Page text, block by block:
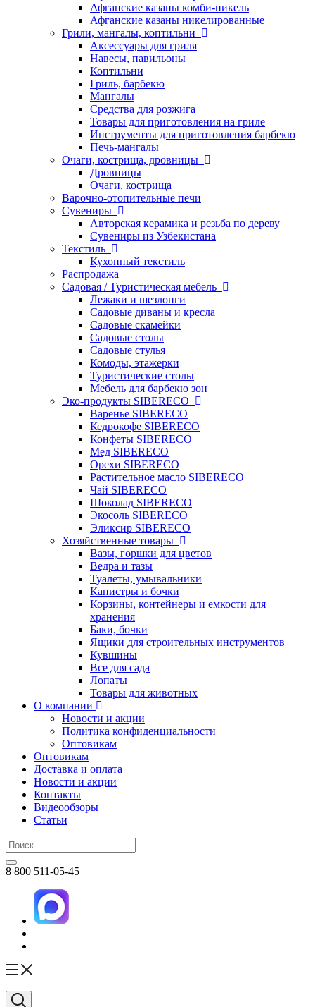
Афганские казаны комби-никель
Афганские казаны никелированные
Грили, мангалы, коптильни
Аксессуары для гриля
Навесы, павильоны
Коптильни
Гриль, барбекю
Мангалы
Средства для розжига
Товары для приготовления на гриле
Инструменты для приготовления барбекю
Печь-мангалы
Очаги, кострища, дровницы
Дровницы
Очаги, кострища
Варочно-отопительные печи
Сувениры
Авторская керамика и резьба по дереву
Сувениры из Узбекистана
Текстиль
Кухонный текстиль
Распродажа
Садовая / Туристическая мебель
Лежаки и шезлонги
Садовые диваны и кресла
Садовые скамейки
Садовые столы
Садовые стулья
Комоды, этажерки
Туристические столы
Мебель для барбекю зон
Эко-продукты SIBERECO
Варенье SIBERECO
Кедрокофе SIBERECO
Конфеты SIBERECO
Мед SIBERECO
Орехи SIBERECO
Растительное масло SIBERECO
Чай SIBERECO
Шоколад SIBERECO
Экосоль SIBERECO
Эликсир SIBERECO
Хозяйственные товары
Вазы, горшки для цветов
Ведра и тазы
Туалеты, умывальники
Канистры и бочки
Корзины, контейнеры и емкости для
хранения
Баки, бочки
Ящики для строительных инструментов
Кувшины
Все для сада
Лопаты
Товары для животных
О компании
Новости и акции
Политика конфиденциальности
Оптовикам
Оптовикам
Доставка и оплата
Новости и акции
Контакты
Видеообзоры
Статьи
8 800 511-05-45